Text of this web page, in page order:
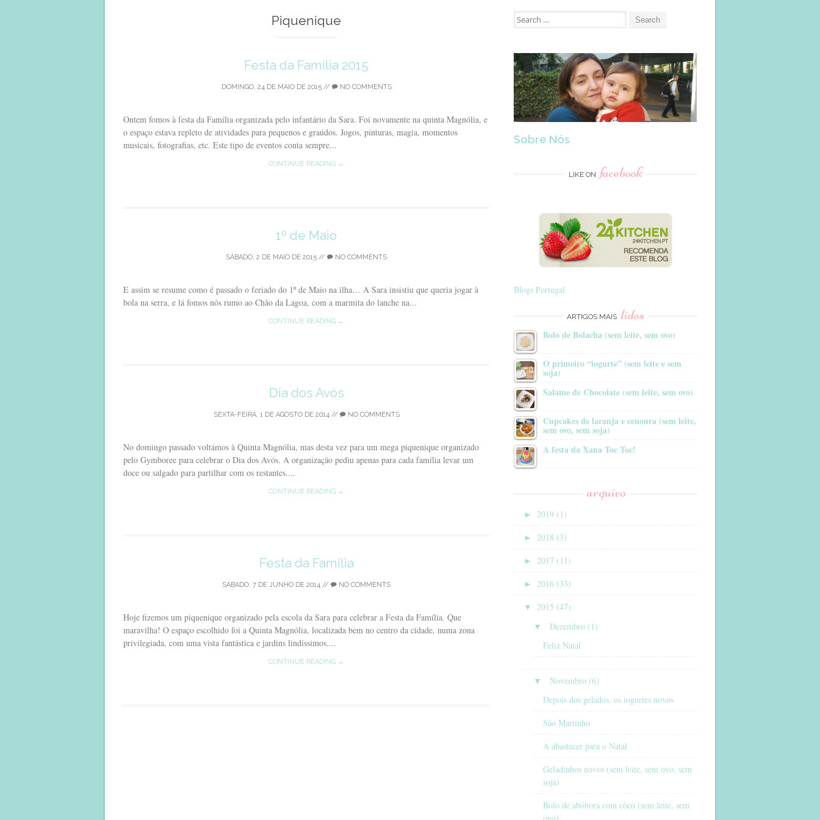
Piquenique
Festa da Família 2015
DOMINGO, 24 DE MAIO DE 2015// NO COMMENTS
Ontem fomos à festa da Família organizada pelo infantário da Sara. Foi novamente na quinta Magnólia, e
o espaço estava repleto de atividades para pequenos e graúdos. Jogos, pinturas, magia, momentos
musicais, fotografias, etc. Este tipo de eventos conta sempre...
CONTINUE READING →
1º de Maio
SÁBADO, 2 DE MAIO DE 2015 // NO COMMENTS
E assim se resume como é passado o feriado do 1º de Maio na ilha… A Sara insistiu que queria jogar à
bola na serra, e lá fomos nós rumo ao Chão da Lagoa, com a marmita do lanche na...
CONTINUE READING →
Dia dos Avós
SEXTA-FEIRA, 1 DE AGOSTO DE 2014// NO COMMENTS
No domingo passado voltámos à Quinta Magnólia, mas desta vez para um mega piquenique organizado
pelo Gymboree para celebrar o Dia dos Avós. A organização pediu apenas para cada família levar um
doce ou salgado para partilhar com os restantes....
CONTINUE READING →
Festa da Família
SÁBADO, 7 DE JUNHO DE 2014 // NO COMMENTS
Hoje fizemos um piquenique organizado pela escola da Sara para celebrar a Festa da Família. Que
maravilha! O espaço escolhido foi a Quinta Magnólia, localizada bem no centro da cidade, numa zona
privilegiada, com uma vista fantástica e jardins lindíssimos....
CONTINUE READING →
Search
for:
Sobre Nós
LIKE ON facebook
Blogs Portugal
ARTIGOS MAIS lidos
Bolo de Bolacha (sem leite, sem ovo)
O primeiro “iogurte” (sem leite e sem
soja)
Salame de Chocolate (sem leite, sem ovo)
Cupcakes de laranja e cenoura (sem leite,
sem ovo, sem soja)
A festa da Xana Toc Toc!
arquivo
► 2019 (1)
► 2018 (3)
► 2017 (11)
► 2016 (33)
▼ 2015 (47)
▼
Dezembro (1)
Feliz Natal
▼
Novembro (6)
Depois dos gelados, os iogurtes novos
São Martinho
A abastecer para o Natal
Geladinhos novos (sem leite, sem ovo, sem
soja)
Bolo de abóbora com côco (sem leite, sem